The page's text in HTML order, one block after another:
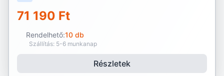
71 190 Ft
Rendelhető:10 db
Szállítás: 5-6 munkanap
Részletek